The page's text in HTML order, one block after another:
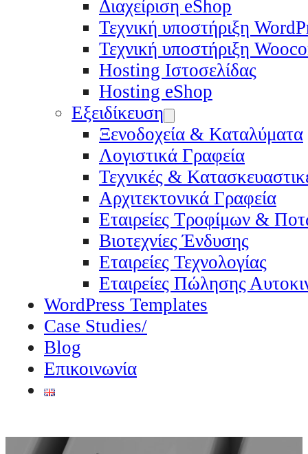
Διαχείριση eShop
Τεχνική υποστήριξη
Τεχνική υποστήριξη
Hosting Ιστοσελίδας
Hosting eShop
Εξειδίκευση
Ξενοδοχεία & Καταλύματα
Λογιστικά Γραφεία
Τεχνικές &
Αρχιτεκτονικά Γραφεία
Εταιρείες Τροφίμων &
Βιοτεχνίες Ένδυσης
Εταιρείες Τεχνολογίας
Εταιρείες Πώλησης
WordPress Templates
Case Studies/
Blog
Επικοινωνία